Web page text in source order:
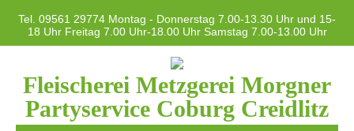
Tel. 09561 29774 Montag - Donnerstag 7.00-13.30 Uhr und 15-
18 Uhr Freitag 7.00 Uhr-18.00 Uhr Samstag 7.00-13.00 Uhr
Fleischerei Metzgerei Morgner
Partyservice Coburg Creidlitz